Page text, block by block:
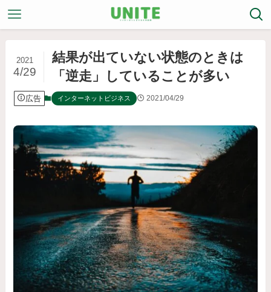
結果が出ていない状態のときは
「逆走」していることが多い
2021
4/29
広告 インターネットビジネス 2021/04/29